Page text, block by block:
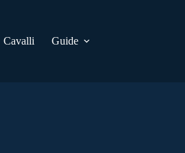
Cavalli Guide